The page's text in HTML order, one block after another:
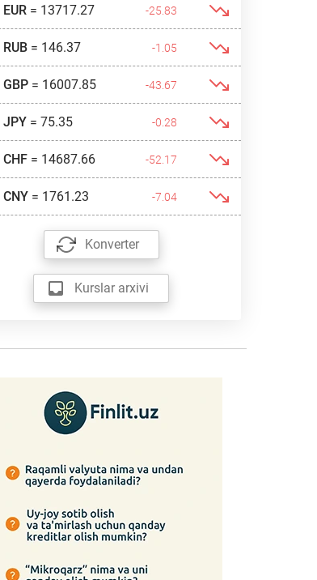
EUR= 13717.27 -25.83
RUB= 146.37 -1.05
GBP= 16007.85 -43.67
JPY= 75.35 -0.28
CHF= 14687.66 -52.17
CNY= 1761.23 -7.04
Konverter
Kurslar arxivi